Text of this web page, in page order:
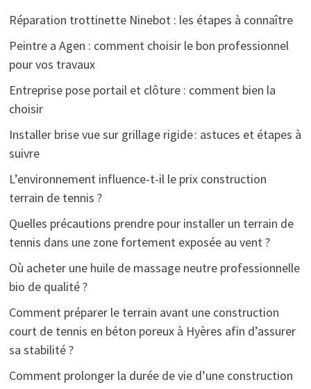
Réparation trottinette Ninebot : les étapes à connaître
Peintre a Agen : comment choisir le bon professionnel
pour vos travaux
Entreprise pose portail et clôture : comment bien la
choisir
Installer brise vue sur grillage rigide : astuces et étapes à
suivre
L’environnement influence-t-il le prix construction
terrain de tennis ?
Quelles précautions prendre pour installer un terrain de
tennis dans une zone fortement exposée au vent ?
Où acheter une huile de massage neutre professionnelle
bio de qualité ?
Comment préparer le terrain avant une construction
court de tennis en béton poreux à Hyères afin d’assurer
sa stabilité ?
Comment prolonger la durée de vie d’une construction